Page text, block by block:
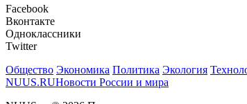
Facebook
Вконтакте
Одноклассники
Twitter
Общество Экономика Политика Экология
NUUS.RUНовости России и мира